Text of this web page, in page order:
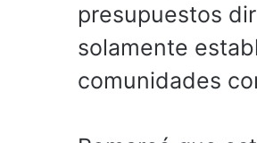
presupuestos
solamente
comunidades